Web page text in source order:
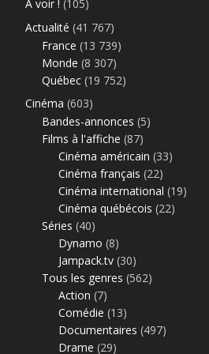
À voir ! (105)
Actualité (41 767)
France (13 739)
Monde (8 307)
Québec (19 752)
Cinéma (603)
Bandes-annonces (5)
Films à l'affiche (87)
Cinéma américain (33)
Cinéma français (22)
Cinéma international (19)
Cinéma québécois (22)
Séries (40)
Dynamo (8)
Jampack.tv (30)
Tous les genres (562)
Action (7)
Comédie (13)
Documentaires (497)
Drame (29)